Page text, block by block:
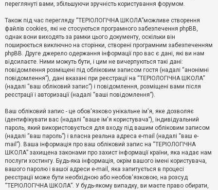
о
і
д
е
й
А
т
и
в
е
м
и
П
о
ш
у
переглянуті вами, збільшуючи зручність користування форумом.
Також під час перегляду “ТЕРІОЛОГІЧНА ШКОЛА”можливе створення
файлів cookies, які не стосуються програмного забезпечення phpBB,
однак вони виходять за рамки цього документу, оскільки він
поширюється виключно на сторінки, створені програмним забезпеченням
phpBB. Друге джерело одержання інформації про вас є дані, які ви нам
відсилаєте. Ними можуть бути, і цим не вичерпуються такі дані:
повідомлення розміщені під обліковим записом гостя (надалі “анонімні
повідомлення”), дані вказані при реєстрації на “ТЕРІОЛОГІЧНА ШКОЛА”
(надалі “ваш обліковий запис”) і повідомлення, розміщені вами після
реєстрації і авторизації (надалі “ваші повідомлення”).
Ваш обліковий запис - це обов'язково унікальне ім'я, яке дозволяє
ідентифікувати вас (надалі “ваше ім'я користувача”), індивідуальний
пароль, який використовується для входу під вашим обліковим записом
(надалі “ваш пароль”) і власна реальна адреса e-mail (надалі “ваш e-
mail”). Ваша інформація про ваш обліковий запис на “ТЕРІОЛОГІЧНА
ШКОЛА” захищена законами про захист інформації країни, яка надає нам
послуги хостингу. Будь-яка інформація, окрім вашого імені користувача,
вашого паролю і вашої адреси e-mail, яка запитується в процесі
реєстрації може бути необхідною або необов'язковою, на розсуд
“ТЕРІОЛОГІЧНА ШКОЛА”. У будь-якому випадку, ви маєте право обирати,